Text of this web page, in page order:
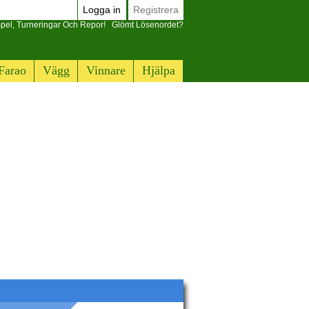
Vägg Vinnare Hjälpa
Logga in Registrera
Turneringar Och Repor! Glömt Lösenordet?